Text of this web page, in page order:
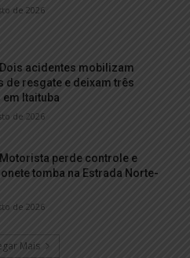
de 2026
Dois acidentes mobilizam
de resgate e deixam três
Itaituba
de 2026
Motorista perde controle e
tomba na Estrada Norte-
de 2026
Mais